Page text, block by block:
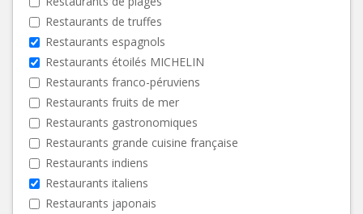
Restaurants de truffes
Restaurants espagnols
Restaurants étoilés MICHELIN
Restaurants franco-péruviens
Restaurants fruits de mer
Restaurants gastronomiques
Restaurants grande cuisine française
Restaurants indiens
Restaurants italiens
Restaurants japonais